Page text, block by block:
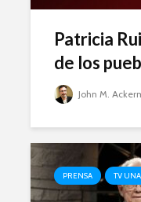
Patricia
de los
John M.
PRENSA TV